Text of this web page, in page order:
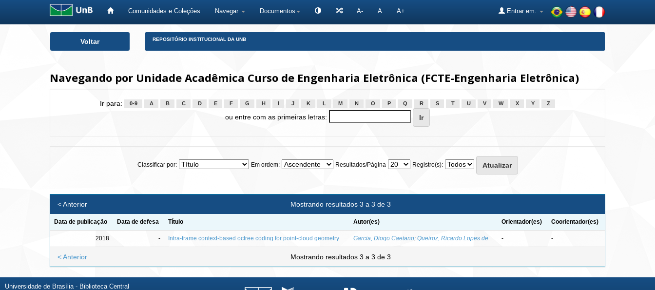
Comunidades e Coleções Navegar Documentos A- A A+ Entrar em:
Voltar REPOSITÓRIO INSTITUCIONAL DA UNB
Navegando por Unidade Acadêmica Curso de Engenharia Eletrônica (FCTE-Engenharia Eletrônica)
Ir para: 0-9 A B C D E F G H J K L M N O P Q R S T U V W X Y Z
ou entre com as primeiras letras:
Classificar por: Em ordem: Resultados/Página Registro(s):
Mostrando resultados 3 a 3 de 3
< Anterior
Data de publicação Data de defesa Título Autor(es) Orientador(es) Coorientador(es)
2018 - Intra-frame context-based octree coding for point-cloud geometry Garcia, Diogo Caetano; Queiroz, Ricardo Lopes de - -
Mostrando resultados 3 a 3 de 3
< Anterior
Universidade de Brasília - Biblioteca Central